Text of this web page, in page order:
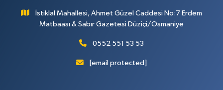
İstiklal Mahallesi, Ahmet Güzel Caddesi No:7 Erdem
Matbaası & Sabır Gazetesi Düziçi/Osmaniye
0552 551 53 53
[email protected]